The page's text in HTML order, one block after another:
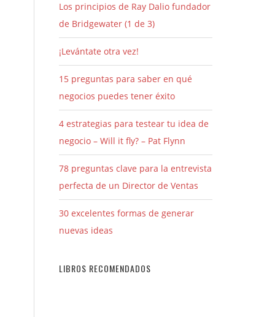
Los principios de Ray Dalio fundador
de Bridgewater (1 de 3)
¡Levántate otra vez!
15 preguntas para saber en qué
negocios puedes tener éxito
4 estrategias para testear tu idea de
negocio – Will it fly? – Pat Flynn
78 preguntas clave para la entrevista
perfecta de un Director de Ventas
30 excelentes formas de generar
nuevas ideas
LIBROS RECOMENDADOS